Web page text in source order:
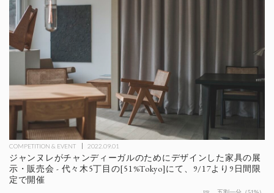
COMPETITION & EVENT 2022.09.01
ジャンヌレがチャンディーガルのためにデザインした家具の展
示・販売会 - 代々木5丁目の[51%Tokyo]にて、9/17より9日間限
定で開催